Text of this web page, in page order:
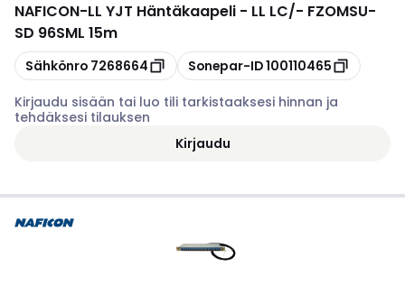
NAFICON-LL YJT Häntäkaapeli - LL LC/- FZOMSU-
SD 96SML 15m
Kopioi
Sähkönro 7268664 Kopioi
Sonepar-ID100110465
Kirjaudu sisään tai luo tili tarkistaaksesi hinnan ja
tehdäksesi tilauksen
Kirjaudu